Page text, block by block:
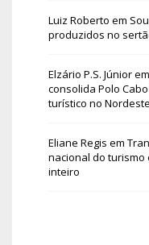
Luiz Roberto em
produzidos no
Elzário P.S. Júniorem
consolida Polo
turístico no Nordeste
Eliane Regis em
nacional do turismo
inteiro